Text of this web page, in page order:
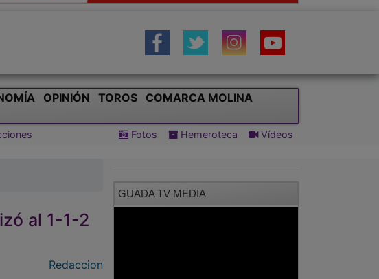
OPINIÓN TOROS
COMARCA MOLINA
Fotos Hemeroteca Vídeos
al 1-1-2
Redaccion
GUADA TV MEDIA